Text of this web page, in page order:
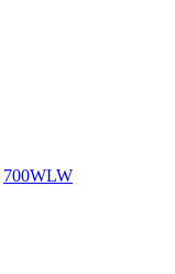
700WLW